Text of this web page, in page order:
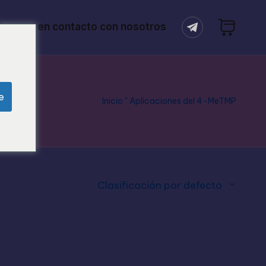
en contacto con nosotros
Inicio " Aplicaciones del 4-MeTMP
Clasificación por defecto